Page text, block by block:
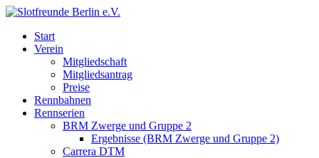
Start
Verein
Mitgliedschaft
Mitgliedsantrag
Preise
Rennbahnen
Rennserien
BRM Zwerge und Gruppe 2
Ergebnisse (BRM Zwerge und Gruppe 2)
Carrera DTM